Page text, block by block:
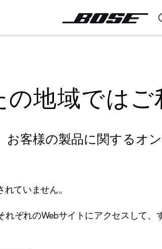
の地域では
客様の製品に関するオ
ていません。
ぞれのWebサイトにアクセスして